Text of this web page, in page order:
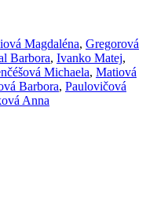
Magdaléna, Gregorová
Barbora, Ivanko Matej,
Michaela, Matiová
Barbora, Paulovičová
Anna